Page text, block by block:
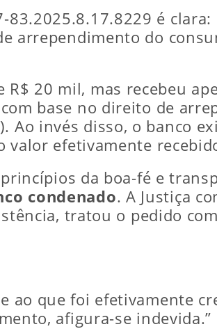
83.2025.8.17.8229 é clara:
arrependimento do
20 mil, mas recebeu
base no direito de
Ao invés disso, o banco
valor efetivamente
da boa-fé e
condenado. A Justiça
tratou o pedido
ao que foi efetivamente
afigura-se indevida.”